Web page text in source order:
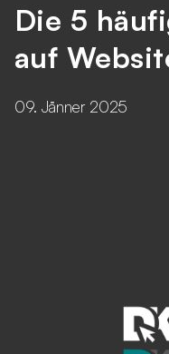
Die 5
auf
09. Jänner 2025